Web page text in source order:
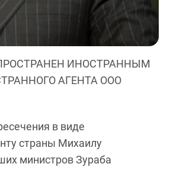
ИНОСТРАННЫМ
АГЕНТА ООО
в виде
страны Михаилу
министров Зураба